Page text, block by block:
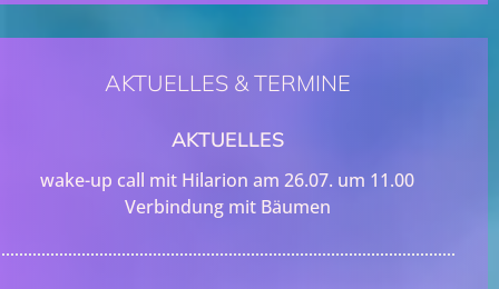
AKTUELLES & TERMINE
AKTUELLES
wake-up call mit Hilarion am 26.07. um 11.00
Verbindung mit Bäumen